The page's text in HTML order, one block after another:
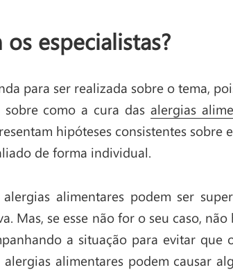
especialistas?
para ser realizada sobre o tema,
como a cura das alergias
hipóteses consistentes sobre
de forma individual.
alimentares podem ser
Mas, se esse não for o seu caso,
a situação para evitar que
alergias alimentares podem causar